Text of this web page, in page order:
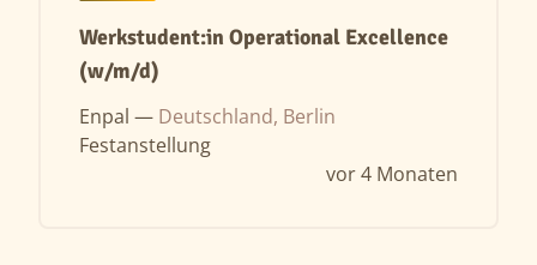
Werkstudent:in Operational Excellence
(w/m/d)
Enpal — Deutschland, Berlin
Festanstellung
vor 4 Monaten